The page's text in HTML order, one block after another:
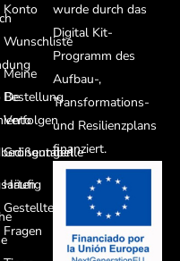
De
Konto
Wunschliste
Meine
Bestellung
Verfolgen
Größentabelle
Häufig
Gestellte
Fragen
wurde durch das
Digital Kit-
Programm des
Aufbau-,
Transformations-
und Resilienzplans
finanziert.